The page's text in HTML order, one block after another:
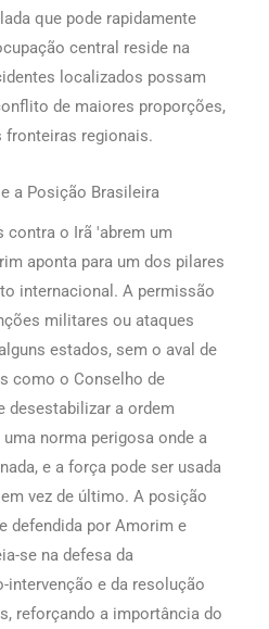
que pode rapidamente
central reside na
localizados possam
de maiores proporções,
regionais.
a Posição Brasileira
contra o Irã 'abrem um
aponta para um dos pilares
internacional. A permissão
militares ou ataques
estados, sem o aval de
como o Conselho de
desestabilizar a ordem
norma perigosa onde a
e a força pode ser usada
vez de último. A posição
defendida por Amorim e
se na defesa da
intervenção e da resolução
reforçando a importância do